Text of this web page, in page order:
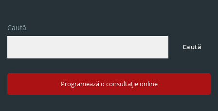
Caută
Caută
Programează o consultație online